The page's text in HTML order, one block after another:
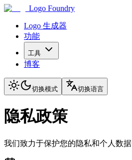
Logo Foundry
Logo 生成器
功能
工具
博客
切换模式 切换语言
隐私政策
我们致力于保护您的隐私和个人数据